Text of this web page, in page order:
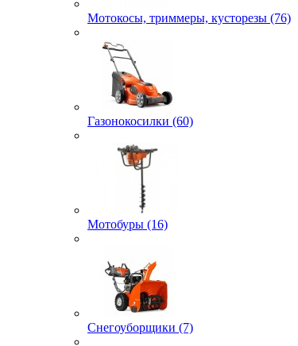
Мотокосы, триммеры, кусторезы (76)
Газонокосилки (60)
Мотобуры (16)
Снегоуборщики (7)